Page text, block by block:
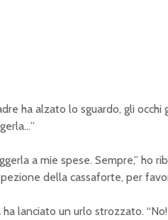
ha alzato lo sguardo, gli
a mie spese. Sempre,” ho
della cassaforte, per
ha lanciato un urlo strozzato.